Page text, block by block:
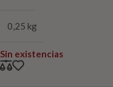
0,25 kg
Sin existencias